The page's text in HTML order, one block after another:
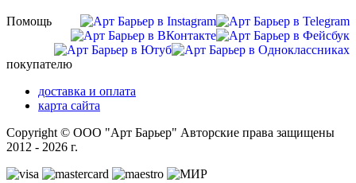
Помощь
покупателю
доставка и оплата
карта сайта
Copyright © ООО "Арт Барьер" Авторские права защищены
2012 - 2026 г.